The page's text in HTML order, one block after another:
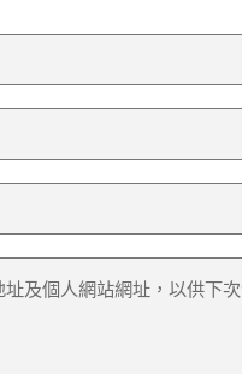
及個人網站網址，以供下